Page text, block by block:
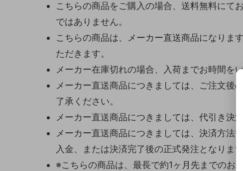
こちらの商品をご購入の場合、送料無料にて
ではありません。
こちらの商品は、メーカー直送商品になりま
ただきます。
メーカー在庫切れの場合、入荷までお時間を
メーカー直送商品につきましては、ご注文後
了承ください。
メーカー直送商品につきましては、代引き決
メーカー直送商品につきましては、決済方法
入金、または決済完了後の正式発注となりま
※こちらの商品は、最長で約1ヶ月先までのお